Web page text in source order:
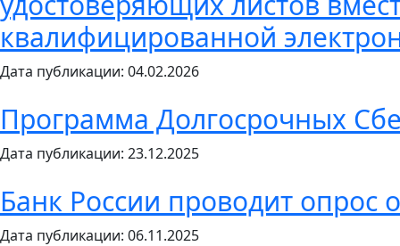
квалифицированной
Дата публикации: 04.02.2026
Программа Долгосрочных
Дата публикации: 23.12.2025
Банк России проводит опрос
Дата публикации: 06.11.2025